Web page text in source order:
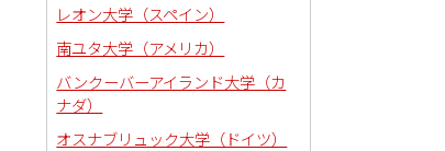
レオン大学（スペイン）
南ユタ大学（アメリカ）
バンクーバーアイランド大学（カ
ナダ）
オスナブリュック大学（ドイツ）